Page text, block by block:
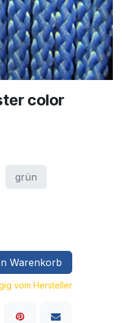
color
grün
Warenkorb
vom Hersteller